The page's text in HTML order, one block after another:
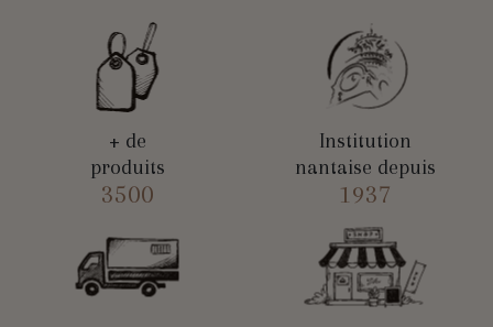
+ de
produits
3500
Institution
nantaise depuis
1937